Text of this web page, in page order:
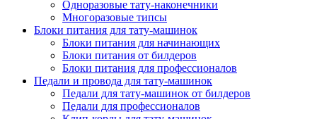
Одноразовые тату-наконечники
Многоразовые типсы
Блоки питания для тату-машинок
Блоки питания для начинающих
Блоки питания от билдеров
Блоки питания для профессионалов
Педали и провода для тату-машинок
Педали для тату-машинок от билдеров
Педали для профессионалов